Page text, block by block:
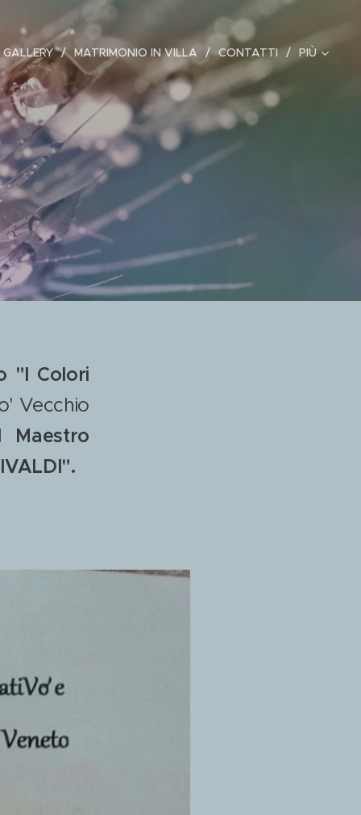
MATRIMONIO IN VILLA CONTATTI PIÙ
"I Colori
Vecchio
Maestro